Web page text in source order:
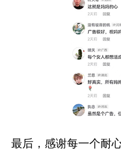
最后，感谢每一个耐